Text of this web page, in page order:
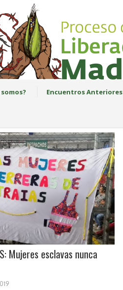
Encuentros Anteriores
Mujeres esclavas nunca